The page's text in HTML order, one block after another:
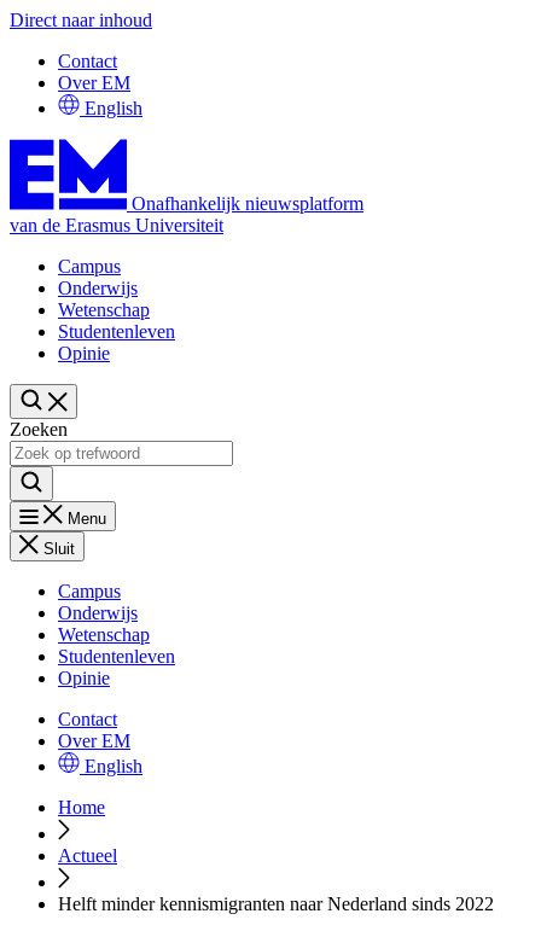
Direct naar inhoud
Contact
Over EM
English
Onafhankelijk nieuwsplatform
van de Erasmus Universiteit
Campus
Onderwijs
Wetenschap
Studentenleven
Opinie
Zoeken
Menu
Sluit
Campus
Onderwijs
Wetenschap
Studentenleven
Opinie
Contact
Over EM
English
Home
Actueel
Helft minder kennismigranten naar Nederland sinds 2022